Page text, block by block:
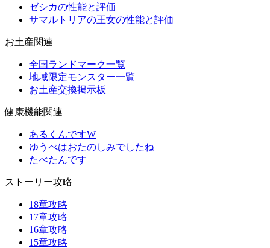
ゼシカの性能と評価
サマルトリアの王女の性能と評価
お土産関連
全国ランドマーク一覧
地域限定モンスター一覧
お土産交換掲示板
健康機能関連
あるくんですW
ゆうべはおたのしみでしたね
たべたんです
ストーリー攻略
18章攻略
17章攻略
16章攻略
15章攻略